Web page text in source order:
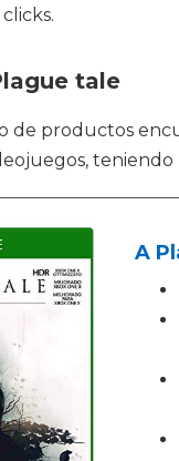
tale
de productos
A